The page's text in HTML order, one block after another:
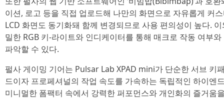
이션, 로고 등을 직접 업로드해 나만의 화면으로 자유롭게 커
LCD 화면도 동기화돼 함께 변경되므로 사용 편의성이 높다.
밀한 RGB 키-라이트와 인디케이터를 통해 매크로 작동 여부
파악할 수 있다.
펄사 게이밍 기어는 Pulsar Lab XPAD mini가 단순한 서브 키
드이자 프로페셔널의 작업 속도를 가속하는 독립적인 하이엔
미니멀한 폼팩터 속에서 강력한 퍼포먼스와 개인화의 즐거움